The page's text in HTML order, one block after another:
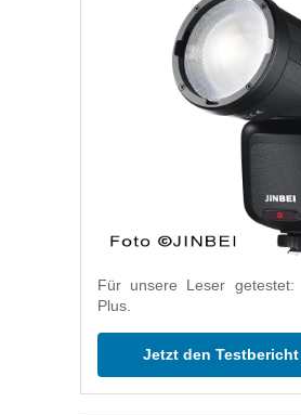
Für unsere Leser getestet:
Plus.
Jetzt den